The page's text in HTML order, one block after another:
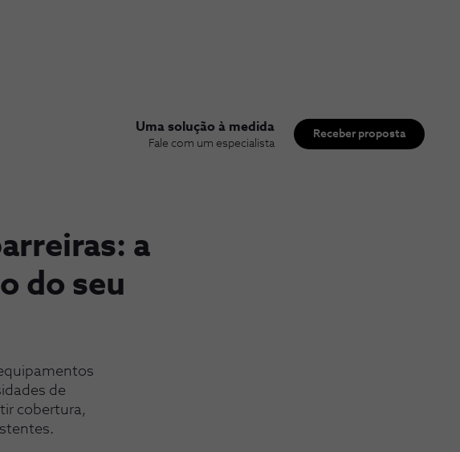
Uma solução à medida
Fale com um especialista
Receber proposta
a
do seu
de
cobertura,